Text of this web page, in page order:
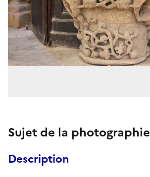
Sujet de la photographie
Description